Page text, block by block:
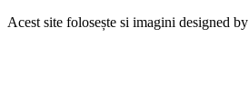
Acest site folosește si imagini designed by